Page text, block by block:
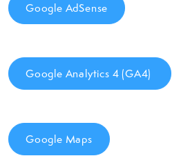
Google AdSense
Google Analytics 4 (GA4)
Google Maps